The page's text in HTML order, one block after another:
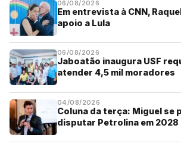
06/08/2026
Em entrevista à CNN,
apoio a Lula
06/08/2026
Jaboatão inaugura USF
atender 4,5 mil moradores
04/08/2026
Coluna da terça: Miguel se
disputar Petrolina em 2028